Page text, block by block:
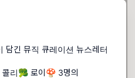
담긴 뮤직 큐레이션 뉴스레터
콜리🥦 로이🍄 3명의